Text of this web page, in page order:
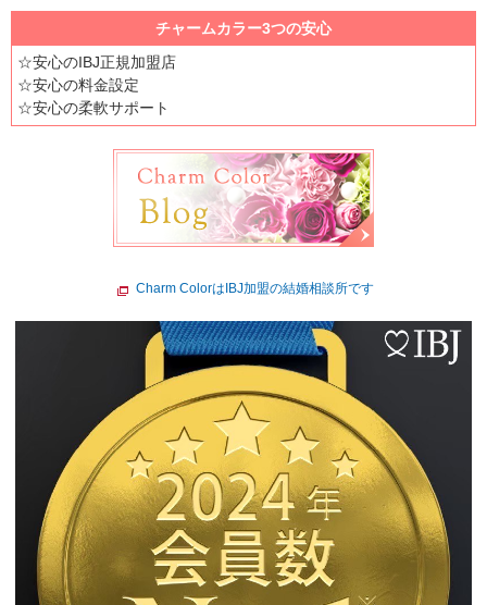
チャームカラー3つの安心
☆安心のIBJ正規加盟店
☆安心の料金設定
☆安心の柔軟サポート
Charm ColorはIBJ加盟の結婚相談所です